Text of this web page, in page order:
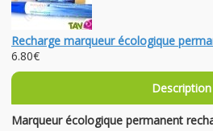
Recharge marqueur écologique
6.80€
Description
Marqueur écologique permanent